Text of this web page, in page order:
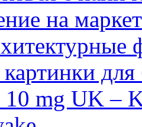
на
картинки
mg UK –